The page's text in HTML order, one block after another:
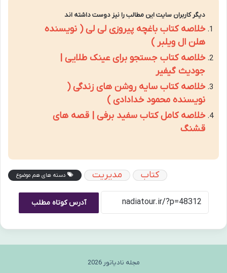
دیگر کاربران سایت این مطالب را نیز دوست داشته اند
خلاصه کتاب باغچه پیروزی لی لی ( نویسنده
هلن ال ویلبر )
خلاصه کتاب جستجو برای عینک طلایی |
جودیث گیفیر
خلاصه کتاب سایه روشن های زندگی (
نویسنده محمود خدادادی )
خلاصه کامل کتاب سفید برفی | قصه های
قشنگ
دسته های هم موضوع مدیریت کتاب
آدرس کوتاه مطلب
مجله نادیاتور 2026